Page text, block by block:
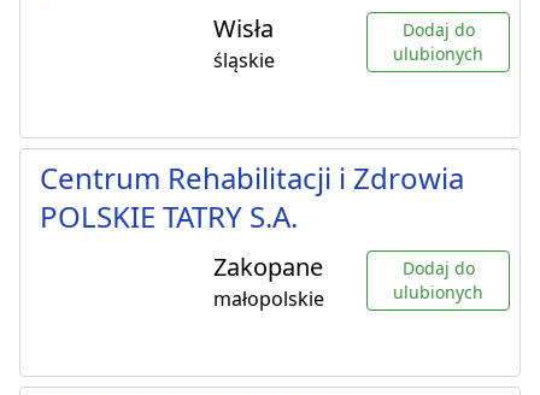
Wisła
śląskie
Dodaj do
ulubionych
Centrum Rehabilitacji i Zdrowia
POLSKIE TATRY S.A.
Zakopane
małopolskie
Dodaj do
ulubionych